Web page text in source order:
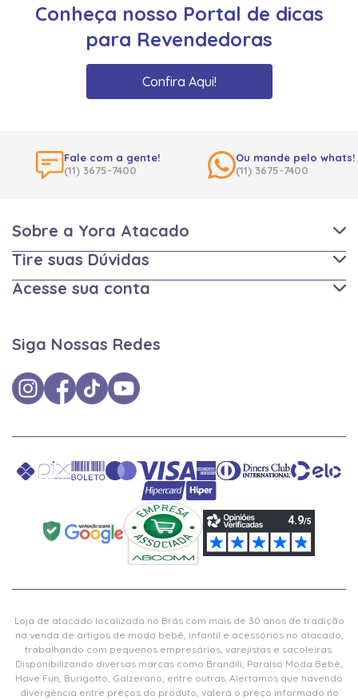
Conheça nosso Portal de dicas
para Revendedoras
Confira Aqui!
Fale com a gente!
(11) 3675-7400
Ou mande pelo whats!
(11) 3675-7400
Sobre a Yora Atacado
Tire suas Dúvidas
Acesse sua conta
Siga Nossas Redes
Loja de atacado localizada no Brás com mais de 30 anos de tradição
na venda de artigos de moda bebê, infantil e acessórios no atacado,
trabalhando com pequenos empresários, varejistas e sacoleiras.
Disponibilizando diversas marcas como Brandili, Paraíso Moda Bebê,
Have Fun, Burigotto, Galzerano, entre outras. Alertamos que havendo
divergência entre preços do produto, valerá o preço informado no